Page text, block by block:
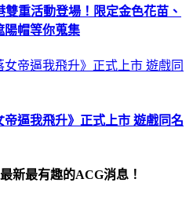
雙重活動登場！限定金色花苗、
陽帽等你蒐集
帝逼我飛升》正式上市 遊戲同名
新最有趣的ACG消息！